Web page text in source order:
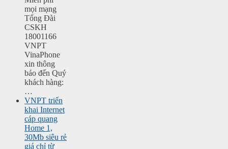
mọi mạng
Tổng Đài
CSKH
18001166
VNPT
VinaPhone
xin thông
báo đến Quý
khách hàng:
…
VNPT triển
khai Internet
cáp quang
Home 1,
30Mb siêu rẻ
giá chỉ từ